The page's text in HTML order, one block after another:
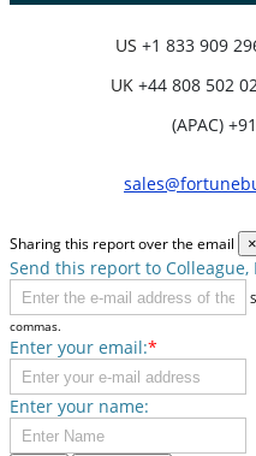
US +1 833 909
UK +44 808 502
(APAC)
Sharing this report over the email ×
Send this report to Colleague,
commas.
Enter your email:*
Enter your name: